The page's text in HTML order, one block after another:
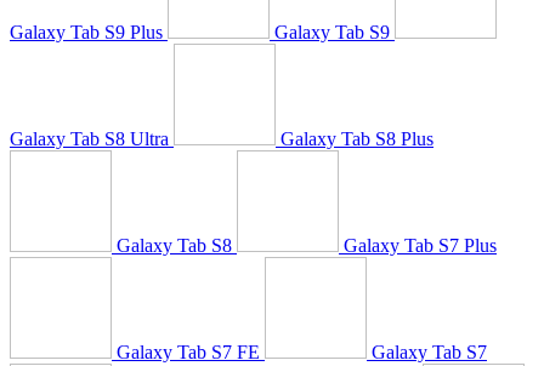
Galaxy Tab S9 Plus Galaxy Tab S9
Galaxy Tab S8 Ultra Galaxy Tab S8 Plus
Galaxy Tab S8 Galaxy Tab S7 Plus
Galaxy Tab S7 FE Galaxy Tab S7